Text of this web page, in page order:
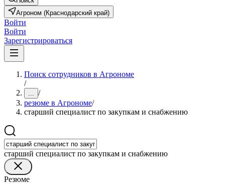
Агроном (Краснодарский край)
Войти
Войти
Зарегистрироваться
Поиск сотрудников в Агрономе
/
... /
резюме в Агрономе/
старший специалист по закупкам и снабжению
старший специалист по закупкам и снабжению
Резюме